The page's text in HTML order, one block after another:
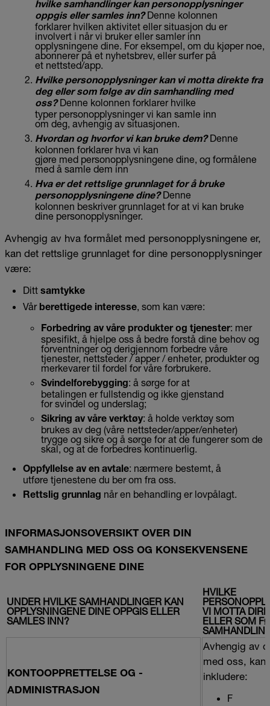
hvilke samhandlinger kanpersonopplysninger
oppgisellersamlesinn?Denne kolonnen
forklarer hvilken aktivitet eller situasjon du er
involvert i når vi bruker eller samler inn
opplysningene dine. For eksempel, om du kjøper noe,
abonnerer på et nyhetsbrev, eller surfer på
et nettsted/app.
Hvilke personopplysningerkan vi motta direkte fra
deg eller som følgeav din samhandlingmed
oss?Denne kolonnen forklarer hvilke
typer personopplysninger vi kan samle inn
om deg, avhengig av situasjonen.
Hvordan og hvorfor vi kan bruke dem?Denne
kolonnen forklarer hva vi kan
gjøre med personopplysningene dine, og formålene
med å samle dem inn
Hva erdetrettslige grunnlaget forå bruke
personopplysningene dine?Denne
kolonnen beskriver grunnlaget for at vi kan bruke
dine personopplysninger.
Avhengig av hva formålet med personopplysningene er,
kan det rettslige grunnlaget for dine personopplysninger
være:
Ditt samtykke
Vår berettigede interesse, som kan være:
Forbedring av våre produkter og tjenester: mer
spesifikt, å hjelpe oss å bedre forstå dine behov og
forventninger og derigjennom forbedre våre
tjenester, nettsteder / apper / enheter, produkter og
merkevarer til fordel for våre forbrukere.
Svindelforebygging : å sørge for at
betalingen er fullstendig og ikke gjenstand
for svindel og underslag;
Sikring av våre verktøy: å holde verktøy som
brukes av deg (våre nettsteder/apper/enheter)
trygge og sikre og å sørge for at de fungerer som de
skal, og at de forbedres kontinuerlig.
Oppfyllelse av en avtale: nærmere bestemt, å
utføre tjenestene du ber om fra oss.
Rettslig grunnlag når en behandling er lovpålagt.
INFORMASJONSOVERSIKT OVER DIN
SAMHANDLING MED OSS OG KONSEKVENSENE
FOR OPPLYSNINGENE DINE
UNDER HVILKE SAMHANDLINGER KAN
OPPLYSNINGENE DINE OPPGIS ELLER
SAMLES INN?
HVILKE
VI MOTTA
ELLER SOM
KONTOOPPRETTELSE OG -
ADMINISTRASJON
Avhengig av
med oss, kan
inkludere:
F